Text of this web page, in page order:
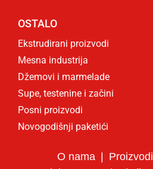
OSTALO
Ekstrudirani proizvodi
Mesna industrija
Džemovi i marmelade
Supe, testenine i začini
Posni proizvodi
Novogodišnji paketići
O nama Proizvodi